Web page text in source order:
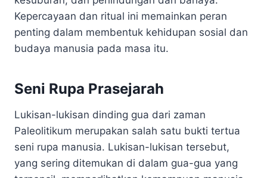
Kepercayaan dan ritual ini memainkan peran
penting dalam membentuk kehidupan sosial dan
budaya manusia pada masa itu.
Seni Rupa Prasejarah
Lukisan-lukisan dinding gua dari zaman
Paleolitikum merupakan salah satu bukti tertua
seni rupa manusia. Lukisan-lukisan tersebut,
yang sering ditemukan di dalam gua-gua yang